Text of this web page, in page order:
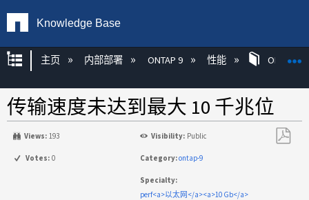
Knowledge Base
扩展/隐缩全局层次
主页 内部部署 ONTAP 9 性能 ONTAP
传输速度未达到最大 10 千兆位
Views: 193 Visibility: Public
Votes: 0 Category:ontap-9
Specialty:
perf<a>以太网</a><a>10 Gb</a>